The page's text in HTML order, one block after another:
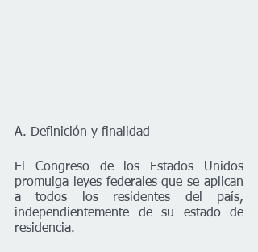
A. Definición y finalidad
El Congreso de los Estados Unidos
promulga leyes federales que se aplican
a todos los residentes del país,
independientemente de su estado de
residencia.